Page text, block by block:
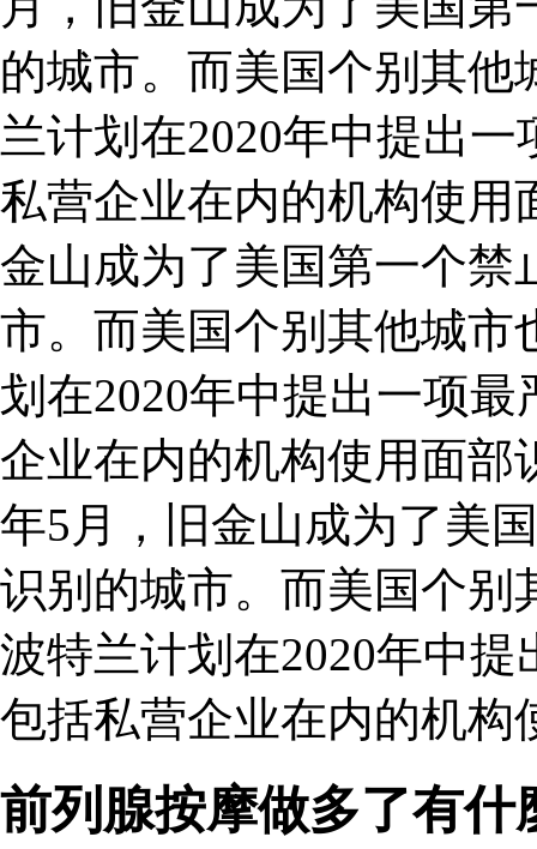
的城市。而美国个别其
兰计划在2020年中提出
私营企业在内的机构使用
金山成为了美国第一个禁
市。而美国个别其他城市
划在2020年中提出一项
企业在内的机构使用面部
年5月，旧金山成为了美
识别的城市。而美国个别
波特兰计划在2020年中
包括私营企业在内的机构
前列腺按摩做多了有